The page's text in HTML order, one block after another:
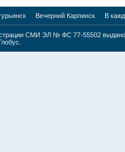
Вечерний Карпинск В
СМИ ЭЛ № ФС 77-55502